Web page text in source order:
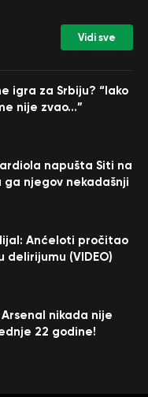
Vidi sve
igra za Srbiju? “Iako
nije zvao…”
napušta Siti na
ga njegov nekadašnji
Anćeloti pročitao
delirijumu (VIDEO)
nikada nije
22 godine!